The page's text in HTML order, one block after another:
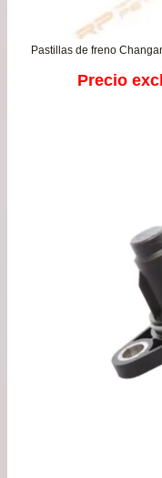
Precio